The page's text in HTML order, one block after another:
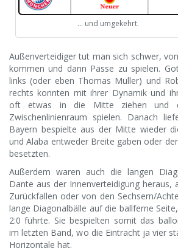
… und umgekehrt.
Außenverteidiger tut man sich schwer,
kommen und dann Pässe zu spielen.
links (oder eben Thomas Müller) und
rechts konnten mit ihrer Dynamik und
oft etwas in die Mitte ziehen und
Zwischenlinienraum spielen. Danach
Bayern bespielte aus der Mitte wieder
und Alaba entweder Breite gaben oder
besetzten.
Außerdem waren auch die langen
Dante aus der Innenverteidigung heraus,
Zurückfallen oder von den Sechsern/
lange Diagonalbälle auf die ballferne
2:0 führte. Sie bespielten somit das
im letzten Band, wo die Eintracht ja vier
Horizontale hat.